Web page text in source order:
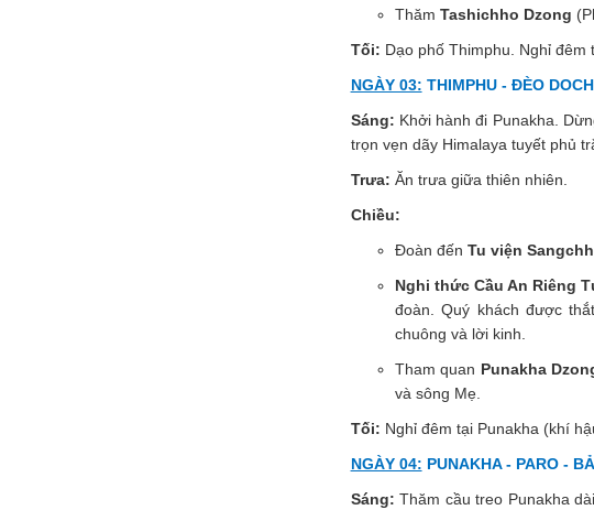
Thăm Tashichho Dzong
Tối: Dạo phố Thimphu. Nghỉ đêm
NGÀY 03: THIMPHU - ĐÈO
Sáng: Khởi hành đi Punakha.
trọn vẹn dãy Himalaya tuyết phủ
Trưa: Ăn trưa giữa thiên nhiên.
Chiều:
Đoàn đến Tu viện
Nghi thức Cầu An Riêng
đoàn. Quý khách được
chuông và lời kinh.
Tham quan Punakha
và sông Mẹ.
Tối: Nghỉ đêm tại Punakha (khí
NGÀY 04: PUNAKHA - PARO -
Sáng: Thăm cầu treo Punakha